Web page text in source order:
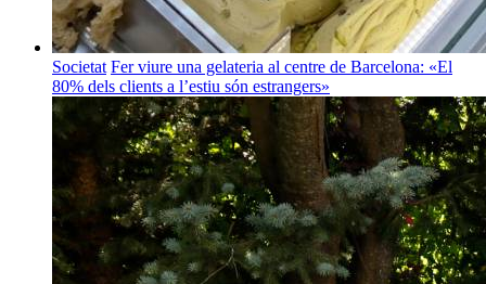
Societat Fer viure una gelateria al centre de Barcelona: «El
80% dels clients a l’estiu són estrangers»